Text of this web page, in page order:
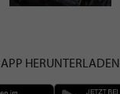
APP HERUNTERLADEN